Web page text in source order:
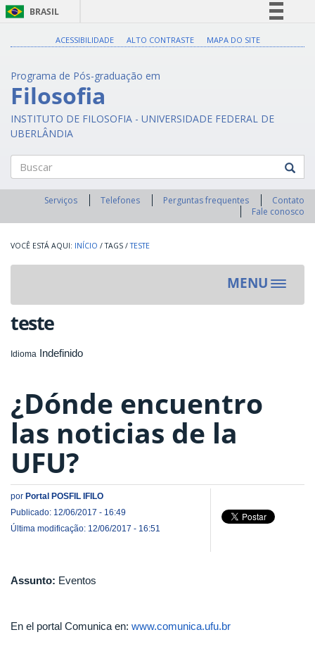
BRASIL
Legislação
ACESSIBILIDADE ALTO CONTRASTE MAPA DO SITE
Programa de Pós-graduação em
Filosofia
INSTITUTO DE FILOSOFIA - UNIVERSIDADE FEDERAL DE
UBERLÂNDIA
Buscar
Serviços Telefones Perguntas frequentes
Contato
Fale conosco
INÍCIO / TAGS / TESTE
MENU
Toggle
teste
Idioma Indefinido
¿Dónde encuentro
las noticias de la
UFU?
por Portal POSFIL IFILO
Publicado: 12/06/2017 - 16:49
Última modificação: 12/06/2017 - 16:51
Assunto: Eventos
En el portal Comunica en: www.comunica.ufu.br​